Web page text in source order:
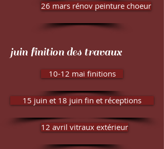
26 mars rénov peinture choeur
juin finition des travaux
10-12 mai finitions
15 juin et 18 juin fin et réceptions
12 avril vitraux extérieur